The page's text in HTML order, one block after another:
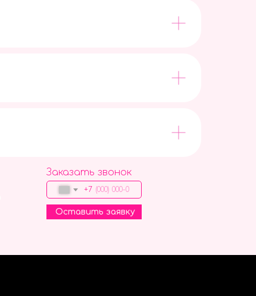
Заказать звонок
+7
Оставить заявку